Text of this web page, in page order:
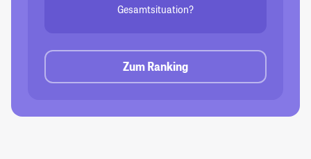
Gesamtsituation?
Zum Ranking